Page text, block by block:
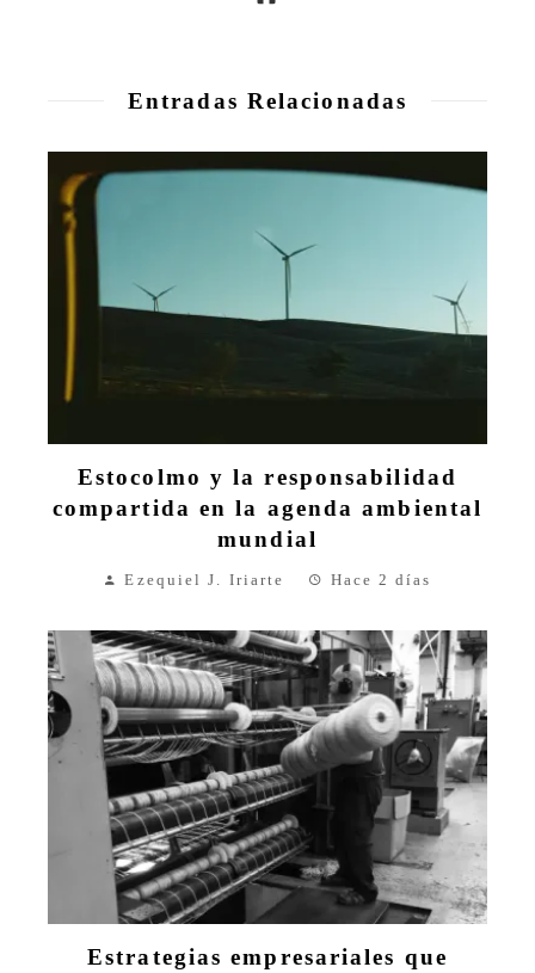
Entradas Relacionadas
Estocolmo y la responsabilidad
compartida en la agenda ambiental
mundial
Ezequiel J. Iriarte Hace 2 días
Estrategias empresariales que